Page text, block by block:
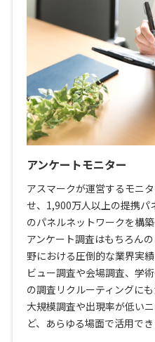
アンケートモニター
アスマークが運営するモニ
せ、1,900万人以上の提携パ
のパネルネットワークを構築
アンケート調査はもちろん
野における圧倒的な業界実
ビュー調査や会場調査、学
の調査リクルーティングに
大規模調査や出現率が低い
ど、あらゆる場面で活用でき